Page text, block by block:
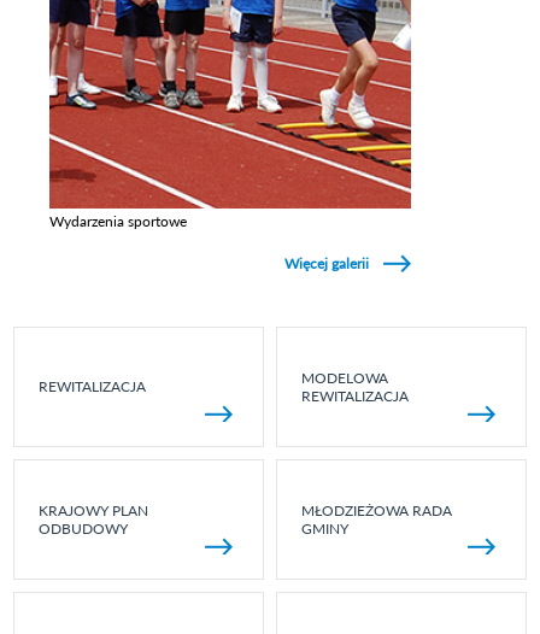
Wydarzenia sportowe
Więcej galerii
REWITALIZACJA
MODELOWA
REWITALIZACJA
KRAJOWY PLAN
ODBUDOWY
MŁODZIEŻOWA RADA
GMINY